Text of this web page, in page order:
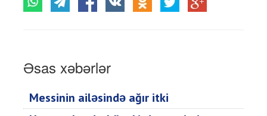
Əsas xəbərlər
Messinin ailəsində ağır itki